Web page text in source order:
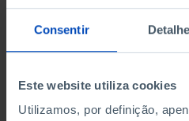
Consentir
Este website utiliza cookies
Utilizamos, por definição,
DATA DE FIM